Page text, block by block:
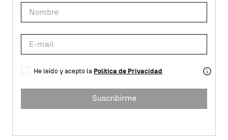
He leído y acepto la Política de Privacidad
Suscribirme